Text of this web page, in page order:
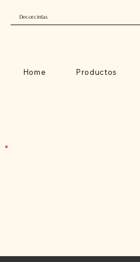
Decorcintas
Home Productos